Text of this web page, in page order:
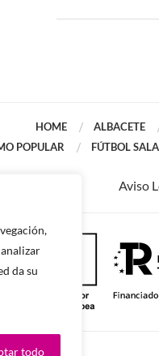
da su
todo
HOME ALBACETE
POPULAR
FÚTBOL SALA
Aviso